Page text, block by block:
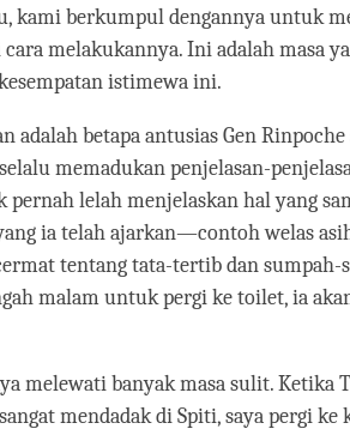
kami berkumpul dengannya untuk
melakukannya. Ini adalah masa
istimewa ini.
adalah betapa antusias Gen
memadukan penjelasan-
pernah lelah menjelaskan hal yang
ia telah ajarkan—contoh welas
tentang tata-tertib dan
malam untuk pergi ke toilet, ia
melewati banyak masa sulit. Ketika
mendadak di Spiti, saya pergi ke